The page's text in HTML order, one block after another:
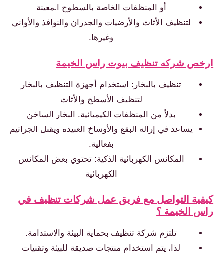
أو المنظفات الخاصة بالسطوح المعينة
لتنظيف الأثاث والأرضيات والجدران والنوافذ والأواني
وغيرها.
ارخص شركه تنظيف بيوت راس الخيمة
تنظيف بالبخار: استخدام أجهزة التنظيف بالبخار
لتنظيف الأسطح والأثاث
بدلاً من المنظفات الكيميائية. البخار الساخن
يساعد في إزالة البقع والأوساخ العنيدة ويقتل الجراثيم
بفعالية.
المكانس الكهربائية الذكية: تحتوي بعض المكانس
الكهربائية
كيفية التواصل مع فريق عمل شركات تنظيف في
راس الخيمة ؟
تلتزم شركة تنظيف بحماية البيئة والاستدامة.
لذا، يتم استخدام منتجات صديقة للبيئة وتقنيات